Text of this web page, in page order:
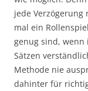
jede
mal ein
genug sind,
Sätzen
Methode nie
dahinter für